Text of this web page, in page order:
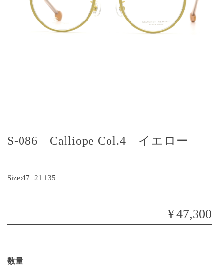
S-086 Calliope Col.4 イエロー
Size:47□21 135
¥47,300
数量